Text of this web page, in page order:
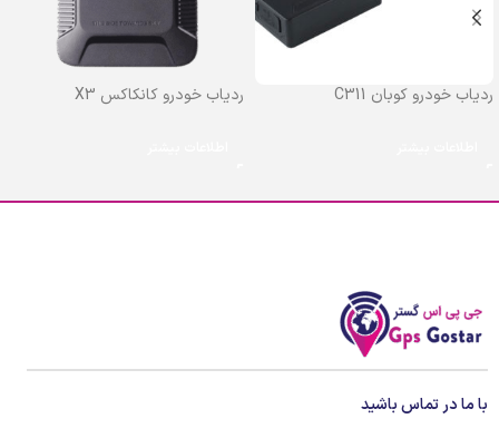
ردیاب خودرو کوبان C311 ردیاب خودرو کانکاکس X3
با ما در تماس باشید